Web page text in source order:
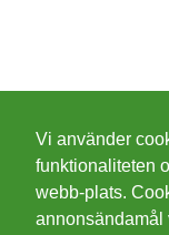
Cookies
Integritetspolicy
Vi använder
funktionaliteten
webb-plats.
annonsändamål